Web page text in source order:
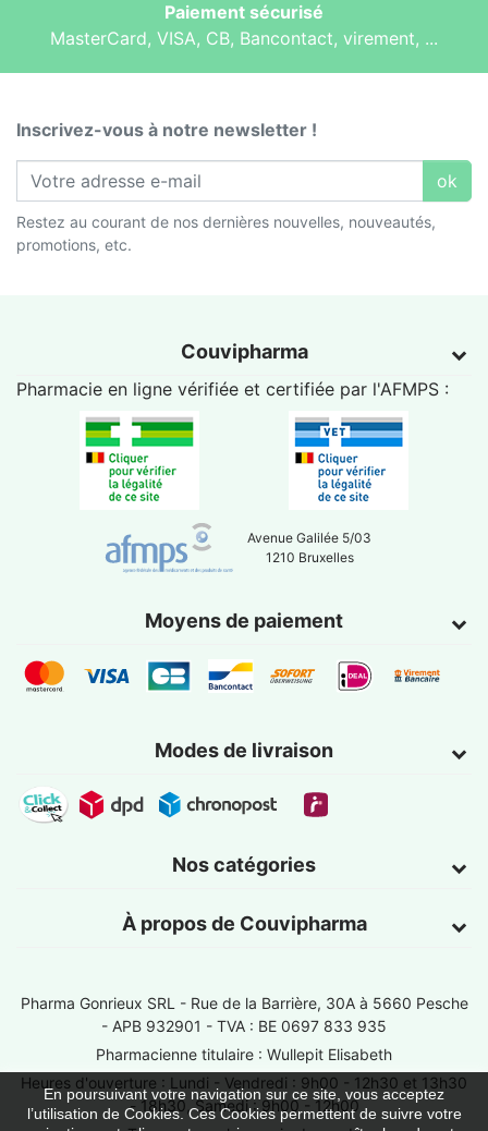
Paiement sécurisé
MasterCard, VISA, CB, Bancontact, virement, ...
Inscrivez-vous à notre newsletter !
ok
Restez au courant de nos dernières nouvelles, nouveautés,
promotions, etc.
Couvipharma
Pharmacie en ligne vérifiée et certifiée par l'AFMPS :
Avenue Galilée 5/03
1210 Bruxelles
Moyens de paiement
Modes de livraison
Nos catégories
À propos de Couvipharma
En poursuivant votre navigation sur ce site, vous acceptez
l’utilisation de Cookies. Ces Cookies permettent de suivre votre
Pharma Gonrieux SRL - Rue de la Barrière, 30A à 5660 Pesche
- APB 932901 - TVA : BE 0697 833 935
Pharmacienne titulaire : Wullepit Elisabeth
Heures d'ouverture : Lundi - Vendredi : 9h00 - 12h30 et 13h30
- 18h30, Samedi : 9h00 - 12h00